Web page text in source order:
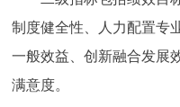
制度健全性、人力配置专
一般效益、创新融合发展
满意度。